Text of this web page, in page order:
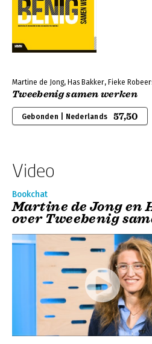
Martine de Jong, Has Bakker, Fieke
Tweebenig samen werken
Gebonden | Nederlands 57,50
Video
Bookchat
Martine de Jong en
over Tweebenig